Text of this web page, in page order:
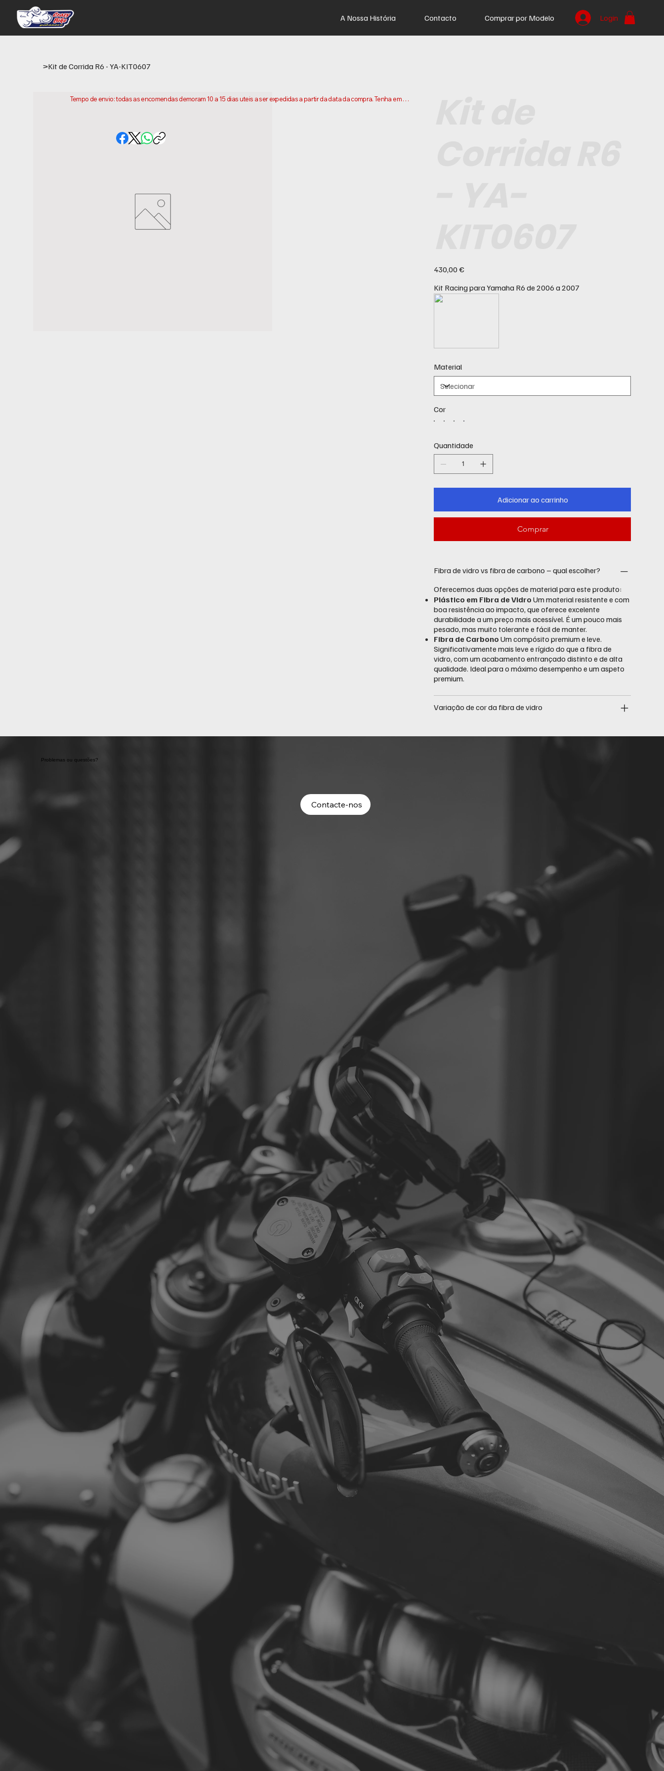
A Nossa História Contacto Comprar por Modelo Login
>Kit de Corrida R6 - YA-KIT0607
430,00 €
Kit Racing para Yamaha R6 de 2006 a 2007
Material
Cor
Quantidade
Adicionar ao carrinho
Comprar
Fibra de vidro vs fibra de carbono – qual escolher?
Oferecemos duas opções de material para este produto:
Plástico em Fibra de Vidro Um material resistente e com
boa resistência ao impacto, que oferece excelente
durabilidade a um preço mais acessível. É um pouco mais
pesado, mas muito tolerante e fácil de manter.
Fibra de Carbono Um compósito premium e leve.
Significativamente mais leve e rígido do que a fibra de
vidro, com um acabamento entrançado distinto e de alta
qualidade. Ideal para o máximo desempenho e um aspeto
premium.
Variação de cor da fibra de vidro
Tempo de envio: todas as encomendas demoram 10 a 15 dias uteis a ser expedidas a partir da data da compra. Tenha em
Problemas ou questões?
Contacte-nos